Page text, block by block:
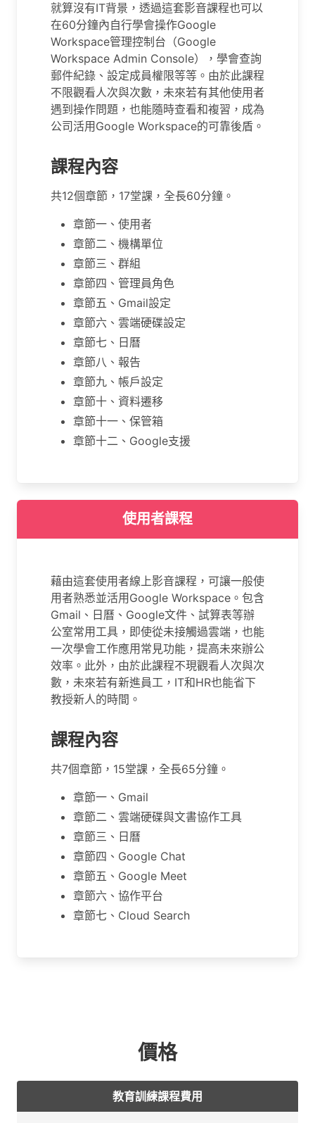
就算沒有IT背景，透過這套影音課程也可以
在60分鐘內自行學會操作Google
Workspace管理控制台（Google
Workspace Admin Console），學會查詢
郵件紀錄、設定成員權限等等。由於此課程
不限觀看人次與次數，未來若有其他使用者
遇到操作問題，也能隨時查看和複習，成為
公司活用Google Workspace的可靠後盾。
課程內容
共12個章節，17堂課，全長60分鐘。
章節一、使用者
章節二、機構單位
章節三、群組
章節四、管理員角色
章節五、Gmail設定
章節六、雲端硬碟設定
章節七、日曆
章節八、報告
章節九、帳戶設定
章節十、資料遷移
章節十一、保管箱
章節十二、Google支援
使用者課程
藉由這套使用者線上影音課程，可讓一般使
用者熟悉並活用Google Workspace。包含
Gmail、日曆、Google文件、試算表等辦
公室常用工具，即使從未接觸過雲端，也能
一次學會工作應用常見功能，提高未來辦公
效率。此外，由於此課程不現觀看人次與次
數，未來若有新進員工，IT和HR也能省下
教授新人的時間。
課程內容
共7個章節，15堂課，全長65分鐘。
章節一、Gmail
章節二、雲端硬碟與文書協作工具
章節三、日曆
章節四、Google Chat
章節五、Google Meet
章節六、協作平台
章節七、Cloud Search
價格
教育訓練課程費用